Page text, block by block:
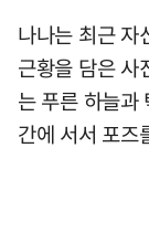
나나는 최근 자
근황을 담은 사
는 푸른 하늘과
간에 서서 포즈